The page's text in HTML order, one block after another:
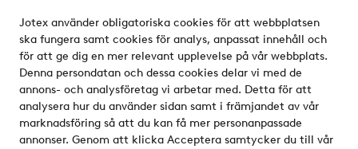
Jotex använder obligatoriska cookies för att webbplatsen
ska fungera samt cookies för analys, anpassat innehåll och
för att ge dig en mer relevant upplevelse på vår webbplats.
Denna persondatan och dessa cookies delar vi med de
annons- och analysföretag vi arbetar med. Detta för att
analysera hur du använder sidan samt i främjandet av vår
marknadsföring så att du kan få mer personanpassade
annonser. Genom att klicka Acceptera samtycker du till vår
Om Jotex
Våra tjänster
Villkor